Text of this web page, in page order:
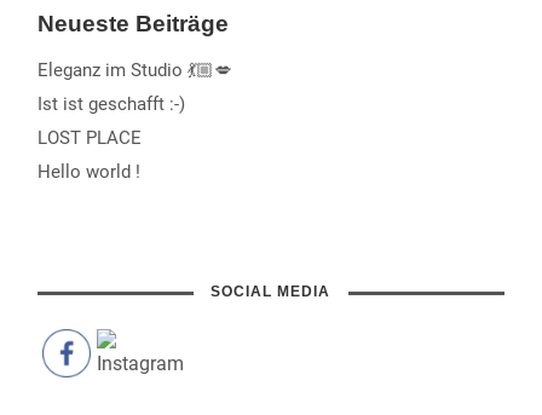
Neueste Beiträge
Eleganz im Studio 💃🏼💋
Ist ist geschafft :-)
LOST PLACE
Hello world !
SOCIAL MEDIA